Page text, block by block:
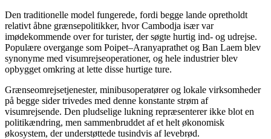
Den traditionelle model fungerede, fordi begge lande opretholdt
relativt åbne grænsepolitikker, hvor Cambodja især var
imødekommende over for turister, der søgte hurtig ind- og udrejse.
Populære overgange som Poipet–Aranyaprathet og Ban Laem blev
synonyme med visumrejseoperationer, og hele industrier blev
opbygget omkring at lette disse hurtige ture.
Grænseomrejsetjenester, minibusoperatører og lokale virksomheder
på begge sider trivedes med denne konstante strøm af
visumrejsende. Den pludselige lukning repræsenterer ikke blot en
politikændring, men sammenbruddet af et helt økonomisk
økosystem, der understøttede tusindvis af levebrød.